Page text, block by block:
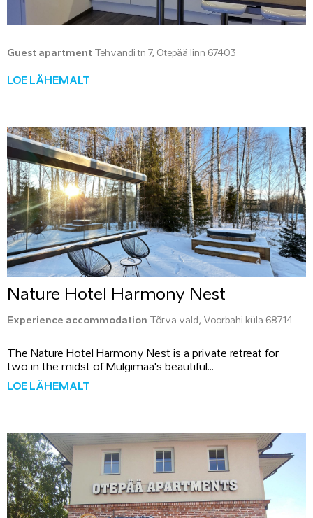
Guest apartment Tehvandi tn 7, Otepää linn 67403
LOE LÄHEMALT
Nature Hotel Harmony Nest
Experience accommodation Tõrva vald, Voorbahi küla 68714
The Nature Hotel Harmony Nest is a private retreat for
two in the midst of Mulgimaa's beautiful...
LOE LÄHEMALT